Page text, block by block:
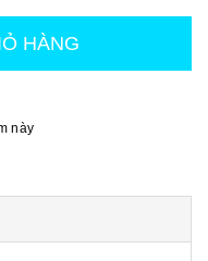
HÀNG
này